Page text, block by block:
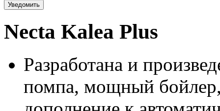
Уведомить
Necta Kalea Plus
Разработана и
помпа, мощный бойлер,